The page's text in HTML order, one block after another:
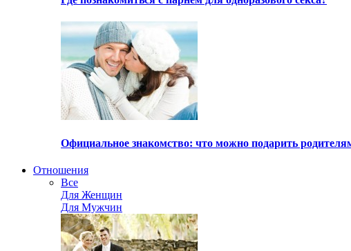
Официальное знакомство: что можно подарить
Отношения
Все
Для Женщин
Для Мужчин